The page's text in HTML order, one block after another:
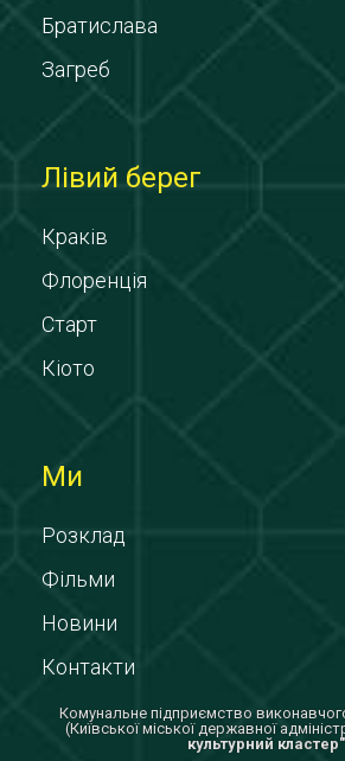
Братислава
Загреб
Лівий берег
Краків
Флоренція
Старт
Кіото
Ми
Розклад
Фільми
Новини
Контакти
Комунальне підприємство
(Київської міської державної
культурний кластер"